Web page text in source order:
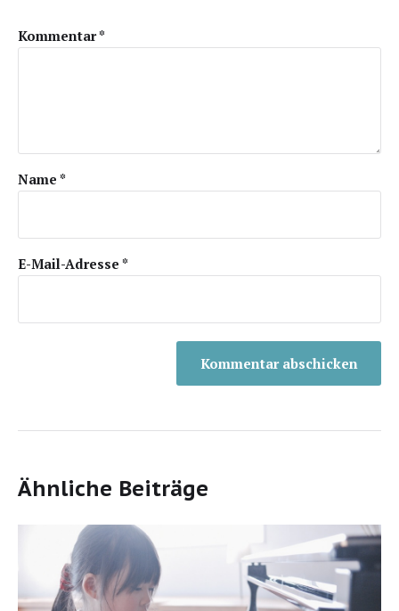
Kommentar*
Name *
E-Mail-Adresse *
Ähnliche Beiträge